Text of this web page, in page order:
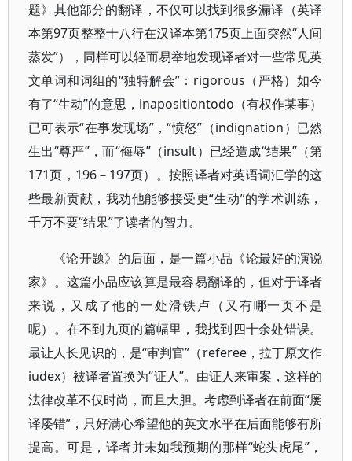
题》其他部分的翻译，不仅可以找到很多漏译（英译
本第97页整整十八行在汉译本第175页上面突然“人间
蒸发”），同样可以轻而易举地发现译者对一些常见英
文单词和词组的“独特解会”：rigorous（严格）如今
有了“生动”的意思，inapositiontodo（有权作某事）
已可表示“在事发现场”，“愤怒”（indignation）已然
生出“尊严”，而“侮辱”（insult）已经造成“结果”（第
171页，196－197页）。按照译者对英语词汇学的这
些最新贡献，我劝他能够接受更“生动”的学术训练，
千万不要“结果”了读者的智力。
《论开题》的后面，是一篇小品《论最好的演说
家》。这篇小品应该算是最容易翻译的，但对于译者
来说，又成了他的一处滑铁卢（又有哪一页不是
呢）。在不到九页的篇幅里，我找到四十余处错误。
最让人长见识的，是“审判官”（referee，拉丁原文作
iudex）被译者置换为“证人”。由证人来审案，这样的
法律改革不仅时尚，而且大胆。考虑到译者在前面“屡
译屡错”，只好满心希望他的英文水平在后面能够有所
提高。可是，译者并未如我预期的那样“蛇头虎尾”，